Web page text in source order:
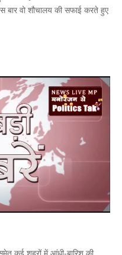
बार वो शौचालय की सफाई करते हुए